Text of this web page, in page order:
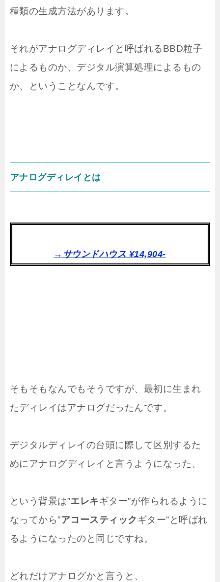
種類の生成方法があります。
それがアナログディレイと呼ばれるBBD粒子
によるものか、デジタル演算処理によるもの
か、ということなんです。
アナログディレイとは
→サウンドハウス ¥14,904-
そもそもなんでもそうですが、最初に生まれ
たディレイはアナログだったんです。
デジタルディレイの台頭に際して区別するた
めにアナログディレイと言うようになった、
という背景は”エレキギター”が作られるように
なってから”アコースティックギター”と呼ばれ
るようになったのと同じですね。
どれだけアナログかと言うと、